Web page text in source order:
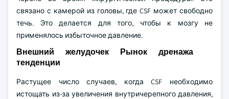
связано с камерой из головы, где CSF может свободно
течь. Это делается для того, чтобы к мозгу не
применялось избыточное давление.
Внешний желудочек Рынок дренажа
тенденции
Растущее число случаев, когда CSF необходимо
истощать из-за увеличения внутричерепного давления,